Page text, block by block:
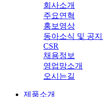
회사소개
주요연혁
홍보영상
동아소식 및 공
CSR
채용정보
영업망소개
오시는길
제품소개